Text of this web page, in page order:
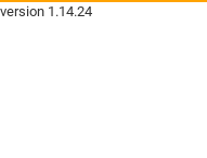
version 1.14.24